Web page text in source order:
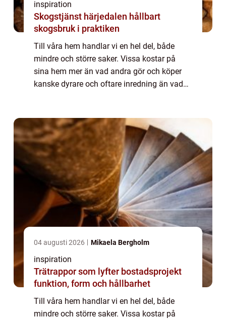
inspiration
Skogstjänst härjedalen hållbart
skogsbruk i praktiken
Till våra hem handlar vi en hel del, både
mindre och större saker. Vissa kostar på
sina hem mer än vad andra gör och köper
kanske dyrare och oftare inredning än vad
04 augusti 2026 Mikaela Bergholm
inspiration
Trätrappor som lyfter bostadsprojekt
funktion, form och hållbarhet
Till våra hem handlar vi en hel del, både
mindre och större saker. Vissa kostar på